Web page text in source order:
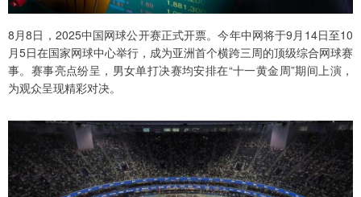
8月8日，2025中国网球公开赛正式开票。今年中网将于9月14日至10
月5日在国家网球中心举行，成为亚洲首个横跨三周的顶级综合网球赛
事。赛事亮点纷呈，男女单打决赛均安排在“十一黄金周”期间上演，
为观众呈现精彩对决。